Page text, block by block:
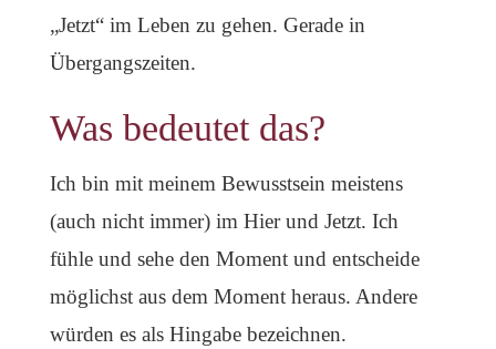
„Jetzt“ im Leben zu gehen. Gerade in
Übergangszeiten.
Was bedeutet das?
Ich bin mit meinem Bewusstsein meistens
(auch nicht immer) im Hier und Jetzt. Ich
fühle und sehe den Moment und entscheide
möglichst aus dem Moment heraus. Andere
würden es als Hingabe bezeichnen.